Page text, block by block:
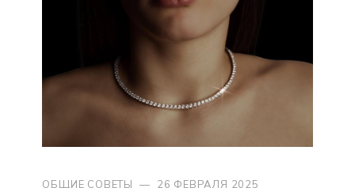
ОБЩИЕ СОВЕТЫ — 26 ФЕВРАЛЯ 2025